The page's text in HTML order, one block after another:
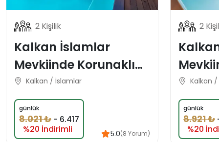
2 Kişilik
Kalkan İslamlar
Mevkiinde Korunaklı
Özel Konsept Domes
Balayı Tatil Villası
Kalkan / İslamlar
günlük
8.021 ₺ - 6.417
%20 İndirimli
5.0(8 Yorum)
2
Villası
Kalkan
günlük
8.921 ₺
%20